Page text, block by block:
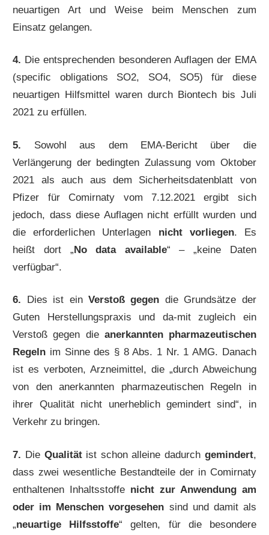
neuartigen Art und Weise beim Menschen zum
Einsatz gelangen.
4. Die entsprechenden besonderen Auflagen der EMA
(specific obligations SO2, SO4, SO5) für diese
neuartigen Hilfsmittel waren durch Biontech bis Juli
2021 zu erfüllen.
5. Sowohl aus dem EMA-Bericht über die
Verlängerung der bedingten Zulassung vom Oktober
2021 als auch aus dem Sicherheitsdatenblatt von
Pfizer für Comirnaty vom 7.12.2021 ergibt sich
jedoch, dass diese Auflagen nicht erfüllt wurden und
die erforderlichen Unterlagen nicht vorliegen. Es
heißt dort „No data available“ – „keine Daten
verfügbar“.
6. Dies ist ein Verstoß gegen die Grundsätze der
Guten Herstellungspraxis und da-mit zugleich ein
Verstoß gegen die anerkannten pharmazeutischen
Regeln im Sinne des § 8 Abs. 1 Nr. 1 AMG. Danach
ist es verboten, Arzneimittel, die „durch Abweichung
von den anerkannten pharmazeutischen Regeln in
ihrer Qualität nicht unerheblich gemindert sind“, in
Verkehr zu bringen.
7. Die Qualitätist schon alleine dadurch gemindert,
dass zwei wesentliche Bestandteile der in Comirnaty
enthaltenen Inhaltsstoffe nicht zur Anwendung am
oder im Menschen vorgesehen sind und damit als
„neuartige Hilfsstoffe“ gelten, für die besondere